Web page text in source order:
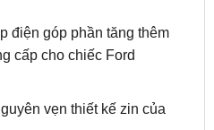
cấp cho chiếc Ford
vẹn thiết kế zin của